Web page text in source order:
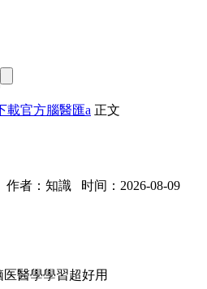
載官方腦醫匯a 正文
作者：知識
时间：2026-08-09
醫學學習超好用